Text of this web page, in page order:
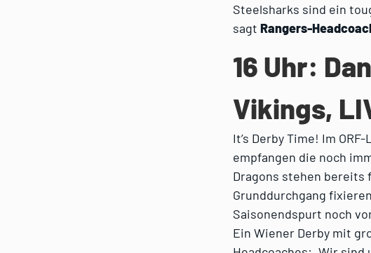
Steelsharks sind ein
sagt Rangers-
16 Uhr:
Vikings,
It’s Derby Time! Im
empfangen die noch
Dragons stehen bereits
Grunddurchgang
Saisonendspurt noch
Ein Wiener Derby mit